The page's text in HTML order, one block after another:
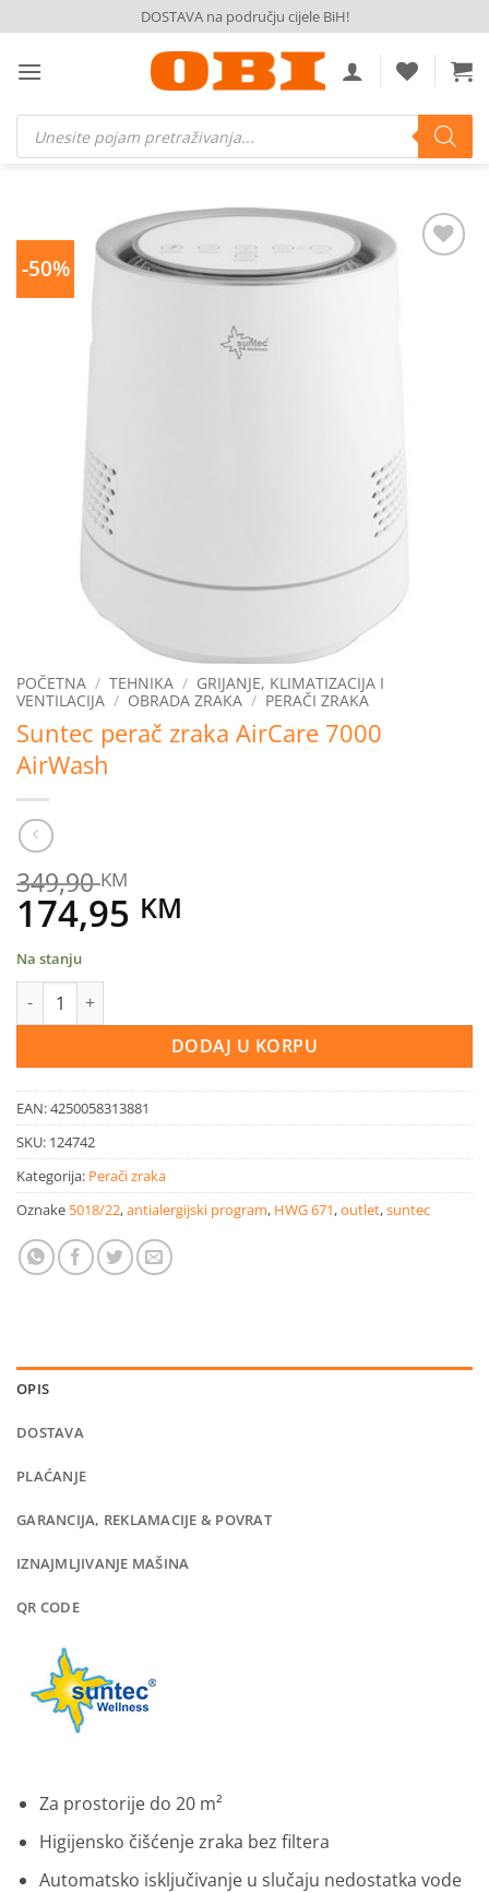
to
content
DOSTAVA na području cijele BiH!
Products
search
-50%
POČETNA / TEHNIKA / GRIJANJE, KLIMATIZACIJA I
VENTILACIJA / OBRADA ZRAKA / PERAČI ZRAKA
Suntec perač zraka AirCare 7000
AirWash
349,90KM
Original
price
was:
349,90 KM.
174,95 KM
174,95 KM.
Na stanju
Suntec perač zraka AirCare 7000 AirWash količina
DODAJ U KORPU
EAN:4250058313881
SKU: 124742
Kategorija: Perači zraka
Oznake 5018/22,antialergijski program, HWG 671,outlet,suntec
OPIS
DOSTAVA
PLAĆANJE
GARANCIJA, REKLAMACIJE & POVRAT
IZNAJMLJIVANJE MAŠINA
QR CODE
Za prostorije do 20 m²
Higijensko čišćenje zraka bez filtera
Automatsko isključivanje u slučaju nedostatka vode